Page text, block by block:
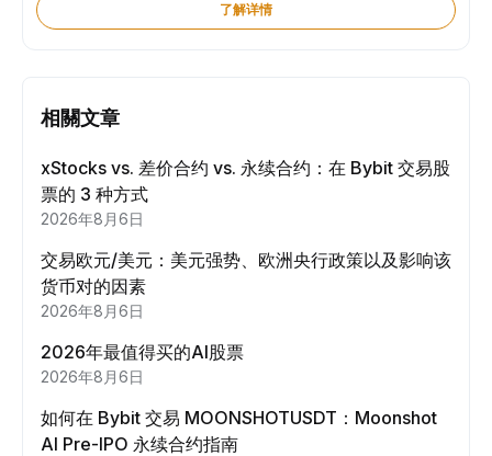
了解详情
相關文章
xStocks vs. 差价合约 vs. 永续合约：在 Bybit 交易股
票的 3 种方式
2026年8月6日
交易欧元/美元：美元强势、欧洲央行政策以及影响该
货币对的因素
2026年8月6日
2026年最值得买的AI股票
2026年8月6日
如何在 Bybit 交易 MOONSHOTUSDT：Moonshot
AI Pre-IPO 永续合约指南